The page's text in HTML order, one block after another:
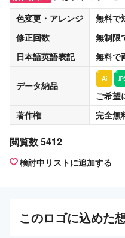
色変更・アレンジ
無料で
修正回数
無制限
日本語英語表記
無料で
データ納品
ご希望
著作権
完全無
閲覧数 5412
検討中リストに追加する
このロゴに込めた